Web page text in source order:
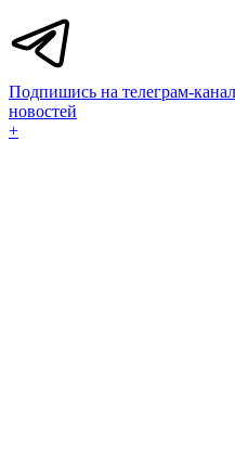
Подпишись на телеграм-
новостей
+